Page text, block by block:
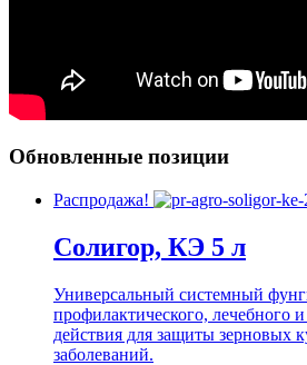
Обновленные позиции
Распродажа!
Солигор, КЭ 5 л
Универсальный системный
профилактического, лечебного
действия для защиты зерновых
заболеваний.